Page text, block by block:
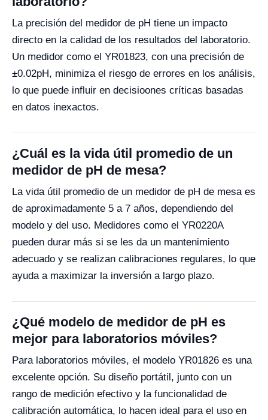
La precisión del medidor de pH tiene un impacto
directo en la calidad de los resultados del laboratorio.
Un medidor como el YR01823, con una precisión de
±0.02pH, minimiza el riesgo de errores en los análisis,
lo que puede influir en decisioones críticas basadas
en datos inexactos.
¿Cuál es la vida útil promedio de un
medidor de pH de mesa?
La vida útil promedio de un medidor de pH de mesa es
de aproximadamente 5 a 7 años, dependiendo del
modelo y del uso. Medidores como el YR0220A
pueden durar más si se les da un mantenimiento
adecuado y se realizan calibraciones regulares, lo que
ayuda a maximizar la inversión a largo plazo.
¿Qué modelo de medidor de pH es
mejor para laboratorios móviles?
Para laboratorios móviles, el modelo YR01826 es una
excelente opción. Su diseño portátil, junto con un
rango de medición efectivo y la funcionalidad de
calibración automática, lo hacen ideal para el uso en